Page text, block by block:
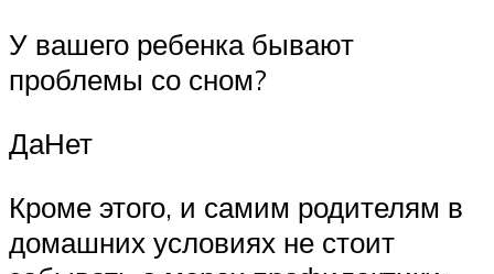
У вашего ребенка бывают
проблемы со сном?
ДаНет
Кроме этого, и самим родителям в
домашних условиях не стоит